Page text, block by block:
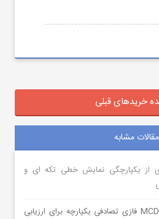
خریدهای قبلی
مقالات مشابه
از یکپارچگی نمایش خطی تکه ای و
دانلود مقاله یک روش MCDM فازی تصادفی یکپارچه برای ارزیابی